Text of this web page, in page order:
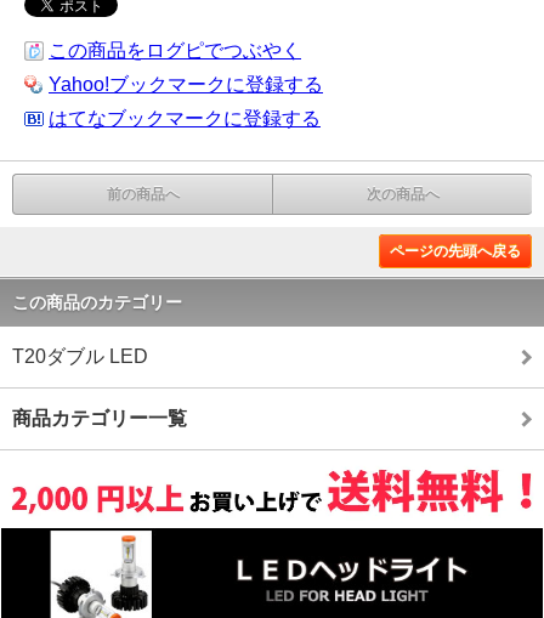
この商品をログピでつぶやく
Yahoo!ブックマークに登録する
はてなブックマークに登録する
前の商品へ 次の商品へ
ページの先頭へ戻る
この商品のカテゴリー
T20ダブル LED
商品カテゴリー一覧